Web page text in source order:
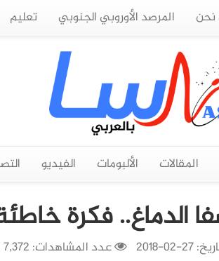
نحن المرصد الأوروبي الجنوبي تعليم
المقالات الألبومات الفيديو
الدماغ.. فكرة
27-02-2018 عدد المشاهدات: 7,372